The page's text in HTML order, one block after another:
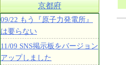
京都府
09/22 もう『原子力発電所』
は要らない
11/09 SNS掲示板をバージョン
アップしました